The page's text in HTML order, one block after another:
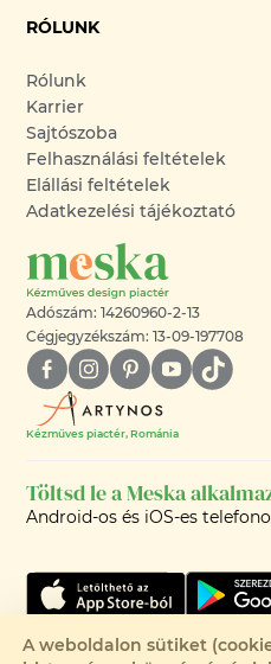
RÓLUNK
Rólunk
Karrier
Sajtószoba
Felhasználási feltételek
Elállási feltételek
Adatkezelési tájékoztató
Adószám: 14260960-2-13
Cégjegyzékszám: 13-09-197708
Kézműves piactér, Románia
Töltsd le a Meska
Android-os és iOS-es
A weboldalon sütiket